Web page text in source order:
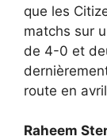
que les
matchs sur
de 4-0 et
route en
Raheem